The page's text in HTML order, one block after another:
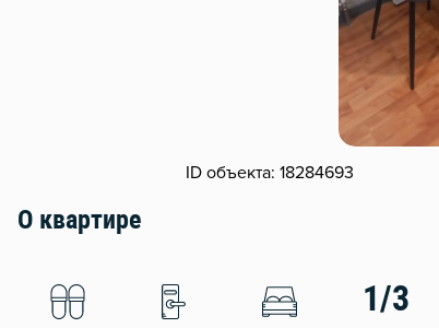
ID объекта: 18284693
О квартире
1/3